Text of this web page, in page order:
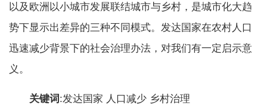
以及欧洲以小城市发展联结城市与乡村，是城市化大趋
势下显示出差异的三种不同模式。发达国家在农村人口
迅速减少背景下的社会治理办法，对我们有一定启示意
义。
关键词 :发达国家 人口减少 乡村治理